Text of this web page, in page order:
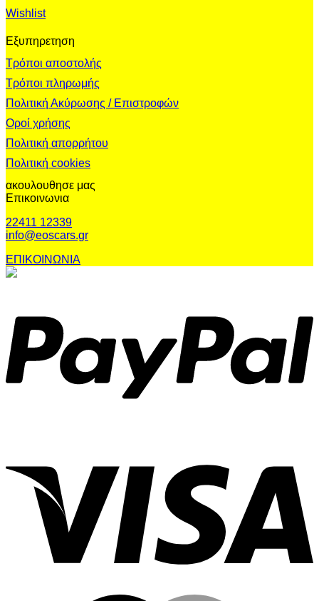
Wishlist
Εξυπηρετηση
Τρόποι αποστολής
Τρόποι πληρωμής
Πολιτική Ακύρωσης / Επιστροφών
Οροί χρήσης
Πολιτική απορρήτου
Πολιτική cookies
ακουλουθησε μας
Επικοινωνια
22411 12339
info@eoscars.gr
ΕΠΙΚΟΙΝΩΝΙΑ